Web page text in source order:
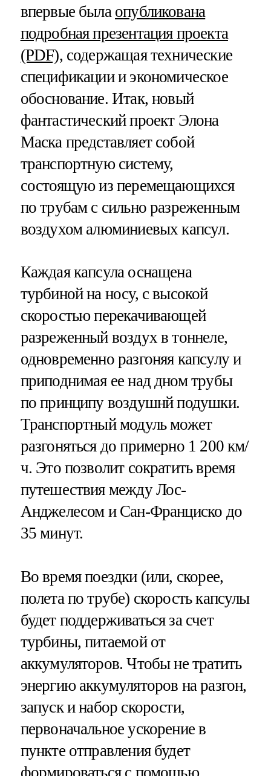
впервые была опубликована
подробная презентация проекта
(PDF), содержащая технические
спецификации и экономическое
обоснование. Итак, новый
фантастический проект Элона
Маска представляет собой
транспортную систему,
состоящую из перемещающихся
по трубам с сильно разреженным
воздухом алюминиевых капсул.
Каждая капсула оснащена
турбиной на носу, с высокой
скоростью перекачивающей
разреженный воздух в тоннеле,
одновременно разгоняя капсулу и
приподнимая ее над дном трубы
по принципу воздушнй подушки.
Транспортный модуль может
разгоняться до примерно 1 200 км/
ч. Это позволит сократить время
путешествия между Лос-
Анджелесом и Сан-Франциско до
35 минут.
Во время поездки (или, скорее,
полета по трубе) скорость капсулы
будет поддерживаться за счет
турбины, питаемой от
аккумуляторов. Чтобы не тратить
энергию аккумуляторов на разгон,
запуск и набор скорости,
первоначальное ускорение в
пункте отправления будет
формироваться с помощью